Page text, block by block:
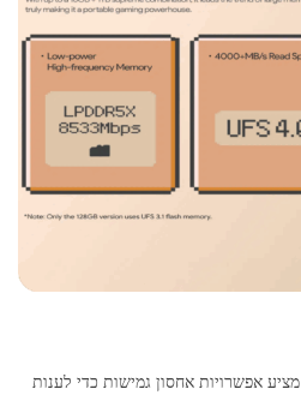
תיק ה-AYANEO Pocket ACE מציע אפשרויות אחסון גמישות כדי לענות